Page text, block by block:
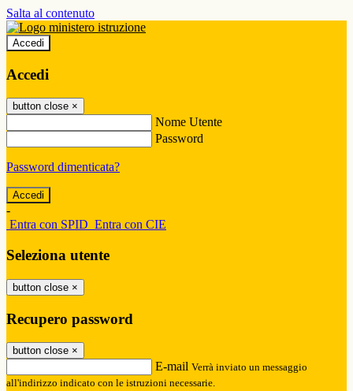
Salta al contenuto
Accedi
Accedi
button close ×
Nome Utente
Password
Password dimenticata?
-
Entra con SPID Entra con CIE
Seleziona utente
button close ×
Recupero password
button close ×
E-mail Verrà inviato un messaggio
all'indirizzo indicato con le istruzioni necessarie.